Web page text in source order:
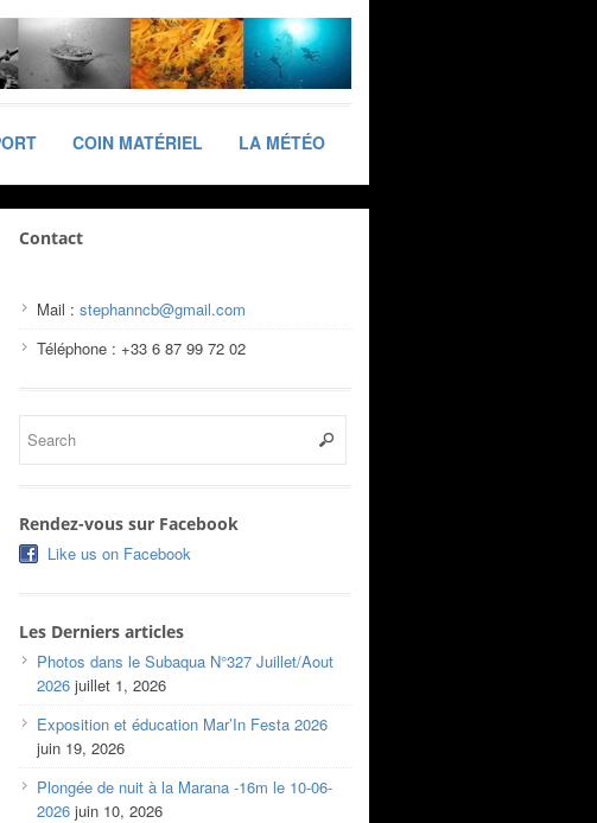
COIN MATÉRIEL LA MÉTÉO
Contact
Mail : stephanncb@gmail.com
Téléphone : +33 6 87 99 72 02
Rendez-vous sur Facebook
Like us on Facebook
Les Derniers articles
Photos dans le Subaqua N°327 Juillet/Aout
2026 juillet 1, 2026
Exposition et éducation Mar’In Festa 2026
juin 19, 2026
Plongée de nuit à la Marana -16m le 10-06-
2026 juin 10, 2026